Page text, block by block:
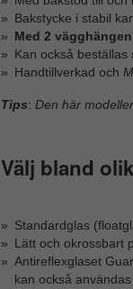
Bakstycke i stabil
Med 2 vägghängen
Kan också beställas
Handtillverkad och
Tips: Den här
Välj bland
Standardglas
Lätt och okrossbart
Antireflexglaset
kan också